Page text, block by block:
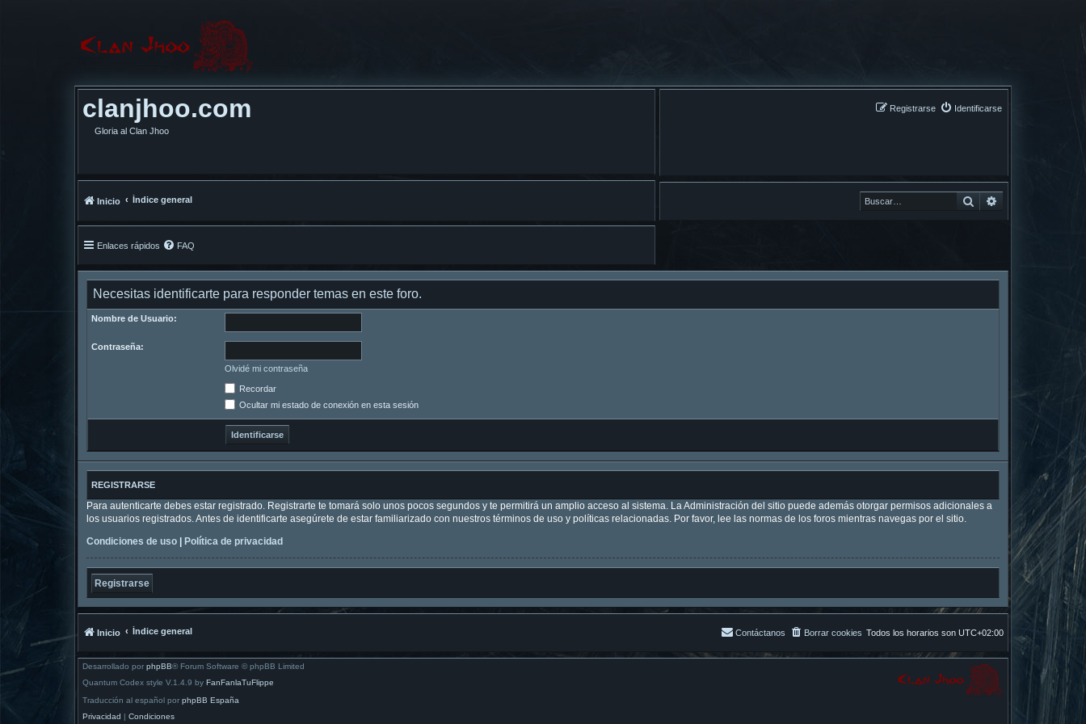
clanjhoo.com
Gloria al Clan Jhoo
Identificarse
Registrarse
Buscar
Inicio Índice general
Enlaces rápidos FAQ
Necesitas identificarte para responder temas en este foro.
Nombre de Usuario:
Contraseña:
Olvidé mi contraseña
Recordar
Ocultar mi estado de conexión en esta sesión
REGISTRARSE
Para autenticarte debes estar registrado. Registrarte te tomará solo unos pocos segundos y te permitirá un amplio acceso al sistema. La Administración del sitio puede además otorgar permisos adicionales a
los usuarios registrados. Antes de identificarte asegúrete de estar familiarizado con nuestros términos de uso y políticas relacionadas. Por favor, lee las normas de los foros mientras navegas por el sitio.
Condiciones de uso
Política de privacidad
Registrarse
Inicio Índice general Todos los horarios son UTC+02:00
Borrar cookies
Contáctanos
Desarrollado por phpBB® Forum Software © phpBB Limited
Quantum Codex style V.1.4.9 by FanFanlaTuFlippe
Traducción al español por phpBB España
Privacidad | Condiciones